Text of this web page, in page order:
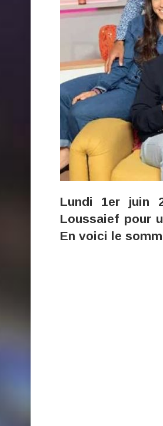
Lundi 1er juin
Loussaief pour
En voici le